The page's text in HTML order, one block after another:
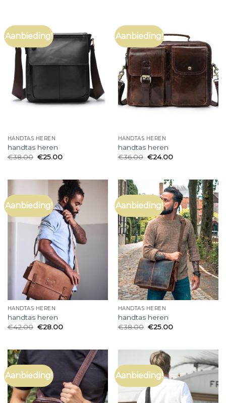
Aanbieding!
HANDTAS HEREN
handtas heren
€38.00 €25.00
Aanbieding!
HANDTAS HEREN
handtas heren
€36.00 €24.00
Aanbieding!
HANDTAS HEREN
handtas heren
€42.00 €28.00
Aanbieding!
HANDTAS HEREN
handtas heren
€38.00 €25.00
Aanbieding! Aanbieding!